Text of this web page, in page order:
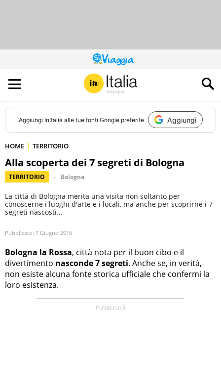
QUESTO
SITO
CONTRIBUISCE
ALL’AUDIENCE
DI
Aggiungi InItalia alle tue fonti Google preferite Aggiungi
HOME TERRITORIO
Alla scoperta dei 7 segreti di Bologna
TERRITORIO Bologna
La città di Bologna merita una visita non soltanto per
conoscerne i luoghi d'arte e i locali, ma anche per scoprirne i 7
segreti nascosti...
Pubblicato: 7 Giugno 2016
Bologna la Rossa, città nota per il buon cibo e il
divertimento nasconde 7 segreti. Anche se, in verità,
non esiste alcuna fonte storica ufficiale che confermi la
loro esistenza.